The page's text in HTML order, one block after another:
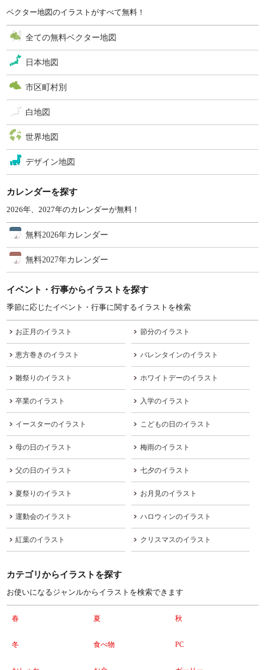
ベクター地図のイラストがすべて無料！
全ての無料ベクター地図
日本地図
市区町村別
白地図
世界地図
デザイン地図
カレンダーを探す
2026年、2027年のカレンダーが無料！
無料2026年カレンダー
無料2027年カレンダー
イベント・行事からイラストを探す
季節に応じたイベント・行事に関するイラストを検索
お正月のイラスト 節分のイラスト
恵方巻きのイラスト バレンタインのイラスト
雛祭りのイラスト ホワイトデーのイラスト
卒業のイラスト 入学のイラスト
イースターのイラスト こどもの日のイラスト
母の日のイラスト 梅雨のイラスト
父の日のイラスト 七夕のイラスト
夏祭りのイラスト お月見のイラスト
運動会のイラスト ハロウィンのイラスト
紅葉のイラスト クリスマスのイラスト
カテゴリからイラストを探す
お使いになるジャンルからイラストを検索できます
春 夏 秋
冬 食べ物 PC